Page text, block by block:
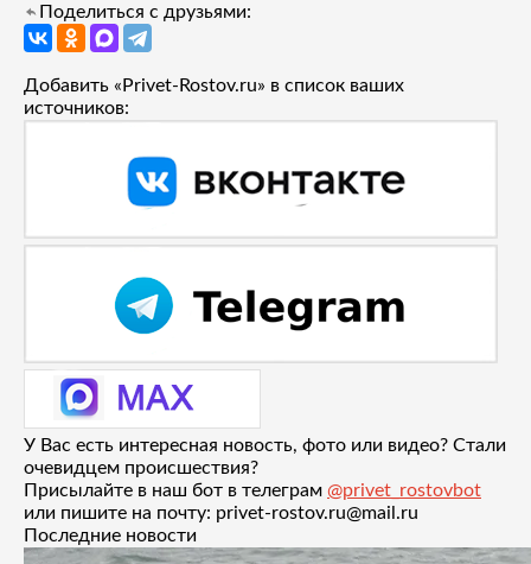
Поделиться с друзьями:
Добавить «Privet-Rostov.ru» в список ваших
источников:
У Вас есть интересная новость, фото или видео? Стали
очевидцем происшествия?
Присылайте в наш бот в телеграм @privet_rostovbot
или пишите на почту: privet-rostov.ru@mail.ru
Последние новости